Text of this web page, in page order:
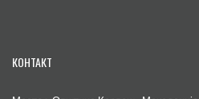
КОНТАКТ